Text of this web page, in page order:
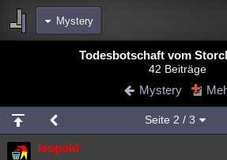
Mystery
Blogs
Chat Wiki Neuigkeiten
meine Rubriken
Menschen
Todesbotschaft vom
42 Beiträge
Mystery
Seite 2 / 3
leopold